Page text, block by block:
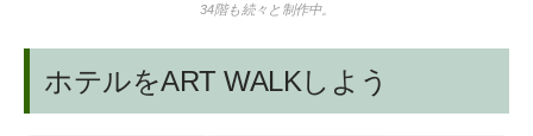
34階も続々と制作中。
ホテルをART WALKしよう